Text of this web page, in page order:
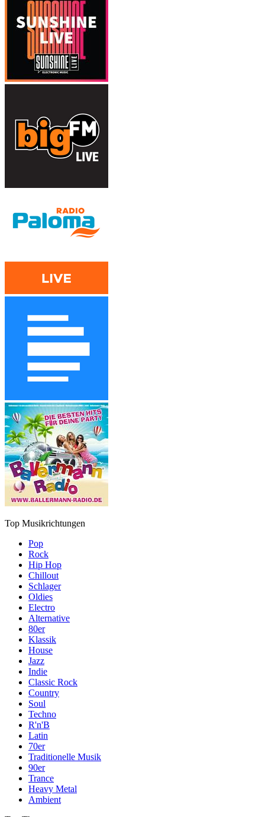
Top Musikrichtungen
Pop
Rock
Hip Hop
Chillout
Schlager
Oldies
Electro
Alternative
80er
Klassik
House
Jazz
Indie
Classic Rock
Country
Soul
Techno
R'n'B
Latin
70er
Traditionelle Musik
90er
Trance
Heavy Metal
Ambient